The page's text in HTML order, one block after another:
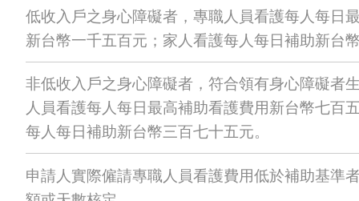
低收入戶之身心障礙者，專職人員看護每人每日
新台幣一千五百元；家人看護每人每日補助新台
非低收入戶之身心障礙者，符合領有身心障礙者
人員看護每人每日最高補助看護費用新台幣七百
每人每日補助新台幣三百七十五元。
申請人實際僱請專職人員看護費用低於補助基準